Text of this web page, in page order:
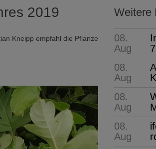
2019
Kneipp empfahl die Pflanze
Weitere
08.
Aug
08.
Aug
08.
Aug
08.
Aug